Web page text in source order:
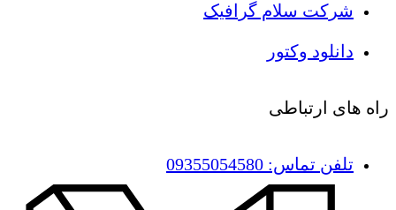
شرکت سلام گرافیک
دانلود وکتور
راه های ارتباطی
تلفن تماس: 09355054580